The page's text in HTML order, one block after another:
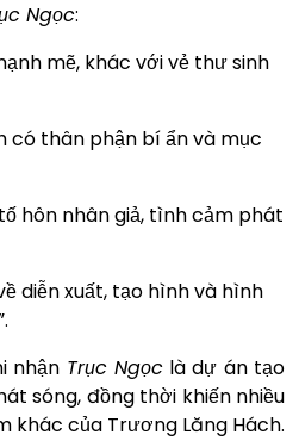
Ngọc:
mẽ, khác với vẻ thư sinh
có thân phận bí ẩn và mục
hôn nhân giả, tình cảm phát
diễn xuất, tạo hình và hình
nhận Trục Ngọclà dự án tạo
sóng, đồng thời khiến nhiều
khác của Trương Lăng Hách.